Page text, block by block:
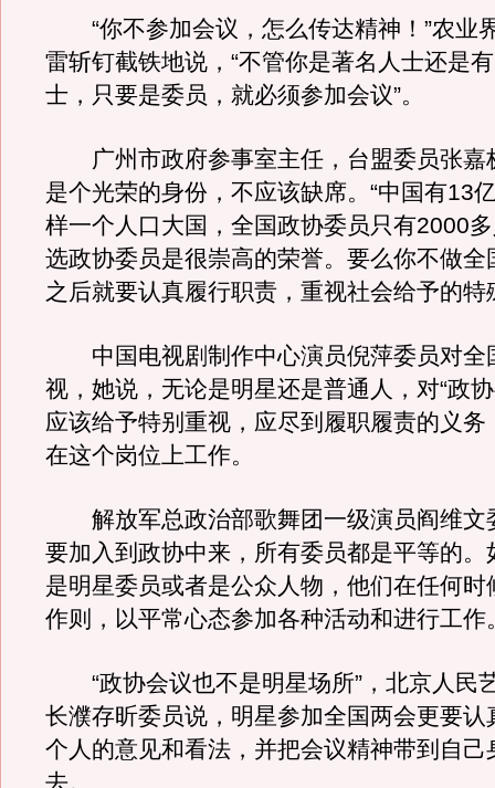
“你不参加会议，怎么传达精神！”农业
雷斩钉截铁地说，“不管你是著名人士还是
士，只要是委员，就必须参加会议”。
广州市政府参事室主任，台盟委员张嘉
是个光荣的身份，不应该缺席。“中国有13
样一个人口大国，全国政协委员只有2000
选政协委员是很崇高的荣誉。要么你不做全
之后就要认真履行职责，重视社会给予的特
中国电视剧制作中心演员倪萍委员对全
视，她说，无论是明星还是普通人，对“政
应该给予特别重视，应尽到履职履责的义务
在这个岗位上工作。
解放军总政治部歌舞团一级演员阎维文
要加入到政协中来，所有委员都是平等的。
是明星委员或者是公众人物，他们在任何时
作则，以平常心态参加各种活动和进行工作
“政协会议也不是明星场所”，北京人民
长濮存昕委员说，明星参加全国两会更要认
个人的意见和看法，并把会议精神带到自己
去。